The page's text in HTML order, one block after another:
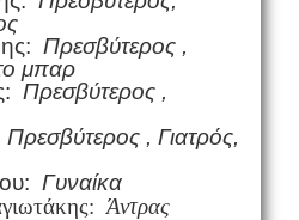
Πρεσβύτερος ,
μπαρ
Πρεσβύτερος ,
Πρεσβύτερος , Γιατρός,
Γυναίκα
Άντρας